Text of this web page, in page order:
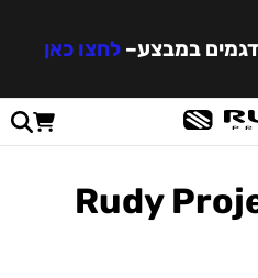
במבצע–לחצו כאן
Rudy